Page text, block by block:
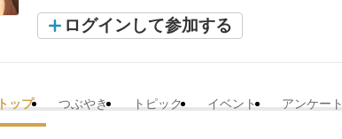
ログインして参加する
トップ つぶやき トピック イベント アンケート